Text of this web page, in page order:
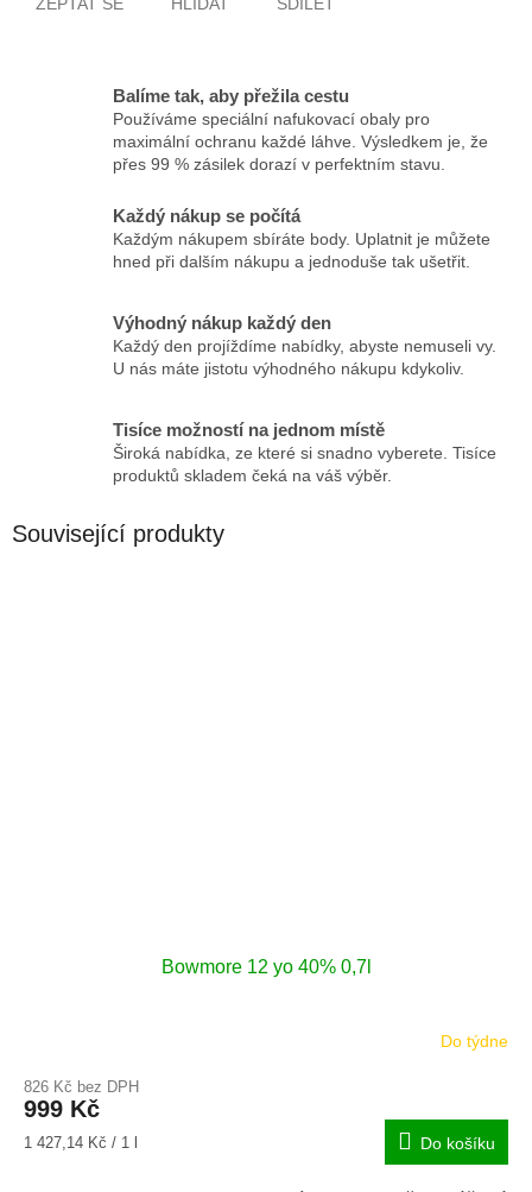
Balíme tak, aby přežila cestu
Používáme speciální nafukovací obaly pro
maximální ochranu každé láhve. Výsledkem je, že
přes 99 % zásilek dorazí v perfektním stavu.
Každý nákup se počítá
Každým nákupem sbíráte body. Uplatnit je můžete
hned při dalším nákupu a jednoduše tak ušetřit.
Výhodný nákup každý den
Každý den projíždíme nabídky, abyste nemuseli vy.
U nás máte jistotu výhodného nákupu kdykoliv.
Tisíce možností na jednom místě
Široká nabídka, ze které si snadno vyberete. Tisíce
produktů skladem čeká na váš výběr.
Související produkty
Bowmore 12 yo 40% 0,7l
Do týdne
826 Kč bez DPH
999 Kč
Měrná
1 427,14 Kč / 1 l Do košíku